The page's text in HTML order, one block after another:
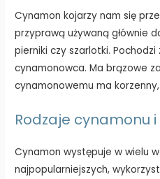
Cynamon kojarzy nam się
przyprawą używaną głównie
pierniki czy szarlotki.
cynamonowca. Ma brązowe
cynamonowemu ma
Rodzaje cynamonu i
Cynamon występuje w wielu
najpopularniejszych,